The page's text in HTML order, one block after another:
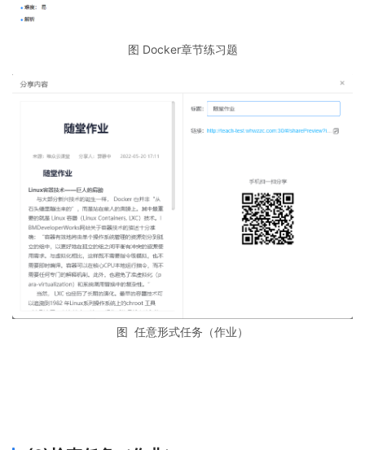
图 Docker章节练习题
图 任意形式任务（作业）